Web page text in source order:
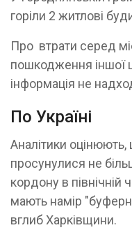
горіли 2 житлові
Про втрати серед
пошкодження іншої
інформація не
По Україні
Аналітики оцінюють,
просунулися не
кордону в північній
мають намір
вглиб Харківщини.